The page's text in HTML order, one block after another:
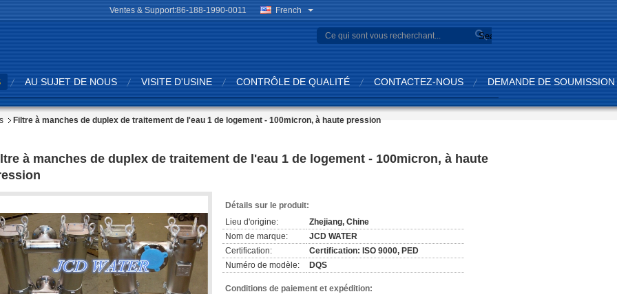
Ventes & Support:86-188-1990-0011 French
Search
AU SUJET DE NOUS VISITE D'USINE CONTRÔLE DE QUALITÉ CONTACTEZ-NOUS DEMANDE DE SOUMISSION
Filtre à manches de duplex de traitement de l'eau 1 de logement - 100micron, à haute pression
à manches de duplex de traitement de l'eau 1 de logement - 100micron, à haute
Détails sur le produit:
Lieu d'origine:
Zhejiang, Chine
Nom de marque:
JCD WATER
Certification:
Certification: ISO 9000, PED
Numéro de modèle:
DQS
Conditions de paiement et expédition: